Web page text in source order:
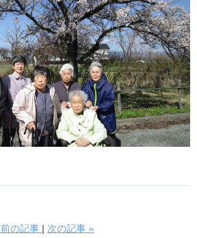
前の記事 次の記事 »